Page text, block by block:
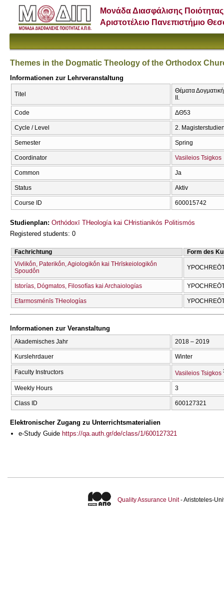
Μονάδα Διασφάλισης Ποιότητας
Αριστοτέλειο Πανεπιστήμιο
Themes in the Dogmatic Theology of the Orthodox
Informationen zur Lehrveranstaltung
Titel
Θέματα
II.
Code ΔΘ53
Cycle / Level 2.
Semester Spring
Coordinator Vasileios Tsigkos
Common Ja
Status Aktiv
Course ID 600015742
Studienplan: Orthódoxī THeología kai CΗristianikós Politismós
Registered students: 0
Fachrichtung
Form des
Vivlikṓn, Paterikṓn, Agiologikṓn kai THrīskeiologikṓn
Spoudṓn
Istorías, Dógmatos, Filosofías kai Archaiologías
Efarmosménīs THeologías
Informationen zur Veranstaltung
Akademisches Jahr 2018 – 2019
Kurslehrdauer Winter
Faculty Instructors Vasileios Tsigkos
Weekly Hours 3
Class ID 600127321
Elektronischer Zugang zu Unterrichtsmaterialien
e-Study Guide https://qa.auth.gr/de/class/1/600127321
Quality Assurance Unit- Aristoteles-